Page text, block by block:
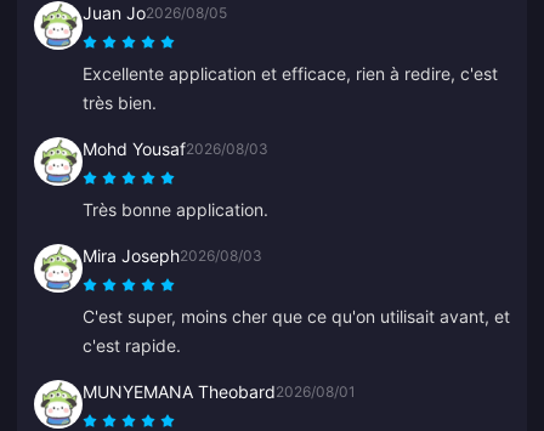
Juan Jo2026/08/05
Excellente application et efficace, rien à redire, c'est
très bien.
Mohd Yousaf2026/08/03
Très bonne application.
Mira Joseph2026/08/03
C'est super, moins cher que ce qu'on utilisait avant, et
c'est rapide.
MUNYEMANA Theobard2026/08/01